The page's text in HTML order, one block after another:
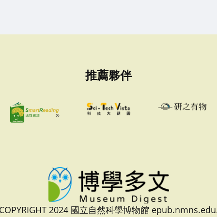
推薦夥伴
2024 國立自然科學博物館